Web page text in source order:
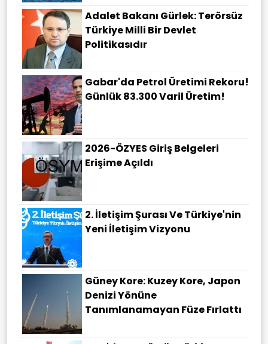
Adalet Bakanı Gürlek: Terörsüz
Türkiye Milli Bir Devlet
Politikasıdır
Gabar'da Petrol Üretimi Rekoru!
Günlük 83.300 Varil Üretim!
2026-ÖZYES Giriş Belgeleri
Erişime Açıldı
2. İletişim Şurası Ve Türkiye'nin
Yeni İletişim Vizyonu
Güney Kore: Kuzey Kore, Japon
Denizi Yönüne
Tanımlanamayan Füze Fırlattı